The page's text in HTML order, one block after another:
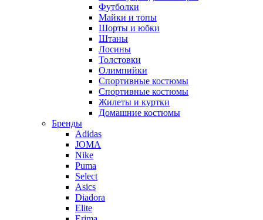
Футболки
Майки и топы
Шорты и юбки
Штаны
Лосины
Толстовки
Олимпийки
Спортивные костюмы
Спортивные костюмы
Жилеты и куртки
Домашние костюмы
Бренды
Adidas
JOMA
Nike
Puma
Select
Asics
Diadora
Elite